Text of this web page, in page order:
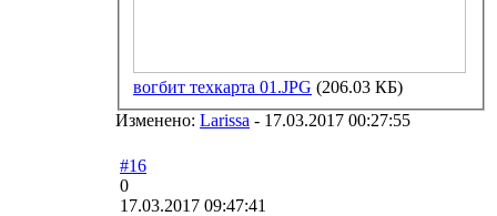
вогбит техкарта 01.JPG (206.03 КБ)
Изменено: Larissa - 17.03.2017 00:27:55
#16
0
17.03.2017 09:47:41